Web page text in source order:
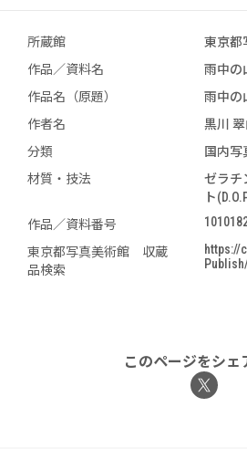
所蔵館
東京都
作品／資料名
雨中の
作品名（原題）
雨中の
作者名
黒川 翠
分類
国内写
材質・技法
ゼラチ
ト
作品／資料番号
東京都写真美術館 収蔵
品検索
https://
このページをシェ